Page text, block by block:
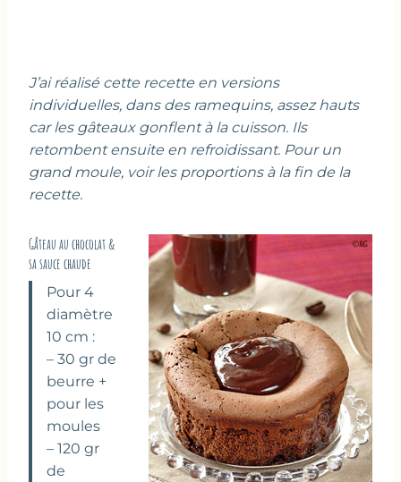
J’ai réalisé cette recette en versions
individuelles, dans des ramequins, assez hauts
car les gâteaux gonflent à la cuisson. Ils
retombent ensuite en refroidissant. Pour un
grand moule, voir les proportions à la fin de la
recette.
Gâteau au chocolat &
sa sauce chaude
Pour 4
diamètre
10 cm :
– 30 gr de
beurre +
pour les
moules
– 120 gr
de